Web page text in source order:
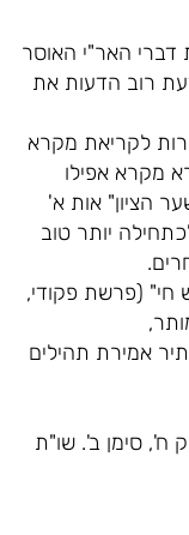
האר"י האוסר
רוב הדעות את
לקריאת מקרא
מקרא אפילו
הציון" אות א'
יותר טוב
חי" (פרשת פקודי,
אמירת תהילים
ח', סימן ב'. שו"ת